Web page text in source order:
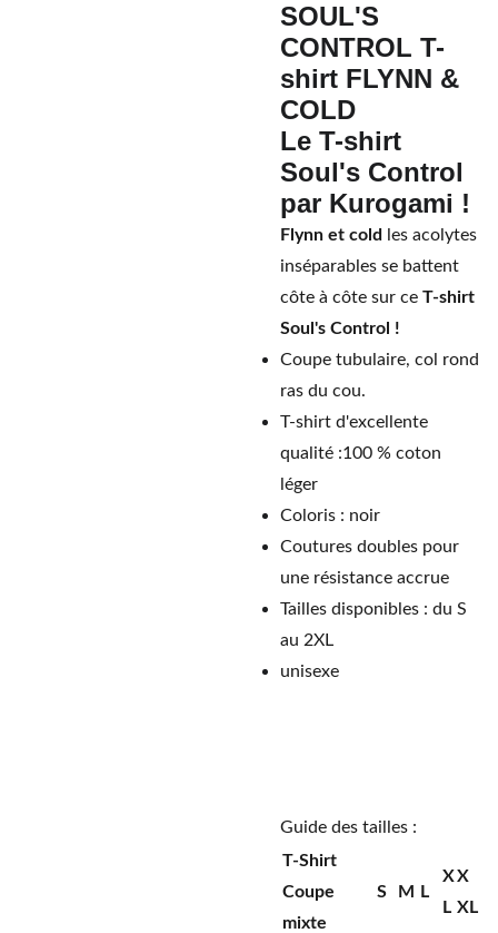
SOUL'S
CONTROL T-
shirt FLYNN &
COLD
Le T-shirt
Soul's Control
par Kurogami !
Flynn et cold
les acolytes
inséparables se battent
côte à côte sur ce T-shirt
Soul's Control !
Coupe tubulaire, col rond
ras du cou.
T-shirt d'excellente
qualité :100 % coton
léger
Coloris : noir
Coutures doubles pour
une résistance accrue
Tailles disponibles : du S
au 2XL
unisexe
Guide des tailles :
T-Shirt
Coupe
mixte
S M L
X
L
X
XL